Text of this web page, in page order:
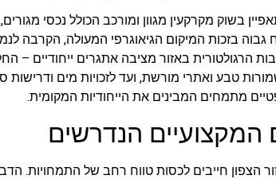
בשוק מקרקעין מגוון ומורכב הכולל נכסי
גבוה בזכות המיקום הגיאוגרפי המעולה, הקרבה
הרגולטורית באזור מציבה אתגרים ייחודיים –
טבע ואתרי מורשת, ועד לזכויות מים ודרישות
מתמחים המבינים את הייחודיות המקומית.
המקצועיים הנדרשים
הצפון חייבים לכסות טווח רחב של התמחויות. הדבר